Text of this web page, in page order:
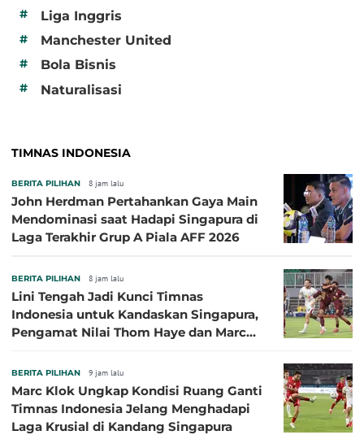
# Liga Inggris
# Manchester United
# Bola Bisnis
# Naturalisasi
TIMNAS INDONESIA
BERITA PILIHAN 8 jam lalu
John Herdman Pertahankan Gaya Main
Mendominasi saat Hadapi Singapura di
Laga Terakhir Grup A Piala AFF 2026
BERITA PILIHAN 8 jam lalu
Lini Tengah Jadi Kunci Timnas
Indonesia untuk Kandaskan Singapura,
Pengamat Nilai Thom Haye dan Marc
BERITA PILIHAN 9 jam lalu
Marc Klok Ungkap Kondisi Ruang Ganti
Timnas Indonesia Jelang Menghadapi
Laga Krusial di Kandang Singapura